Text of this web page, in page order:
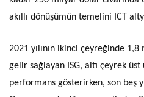
akıllı dönüşümün temelini ICT
2021 yılının ikinci çeyreğinde
gelir sağlayan ISG, altı çeyrek üst
performans gösterirken, son beş